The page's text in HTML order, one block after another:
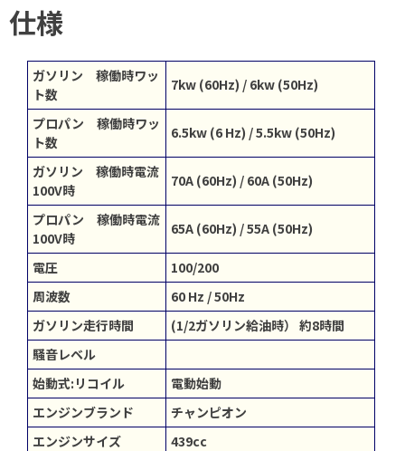
仕様
ガソリン 稼働時ワッ
ト数
7kw (60Hz) / 6kw (50Hz)
プロパン 稼働時ワッ
ト数
6.5kw (6 Hz) / 5.5kw (50Hz)
ガソリン 稼働時電流
100V時
70A (60Hz) / 60A (50Hz)
プロパン 稼働時電流
100V時
65A (60Hz) / 55A (50Hz)
電圧
100/200
周波数
60 Hz / 50Hz
ガソリン走行時間
(1/2ガソリン給油時） 約8時間
騒音レベル
始動式:リコイル
電動始動
エンジンブランド
チャンピオン
エンジンサイズ
439cc